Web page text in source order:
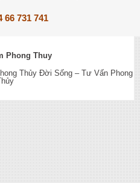
66 731 741
Thủy Đời Sống – Tư Vấn Phong